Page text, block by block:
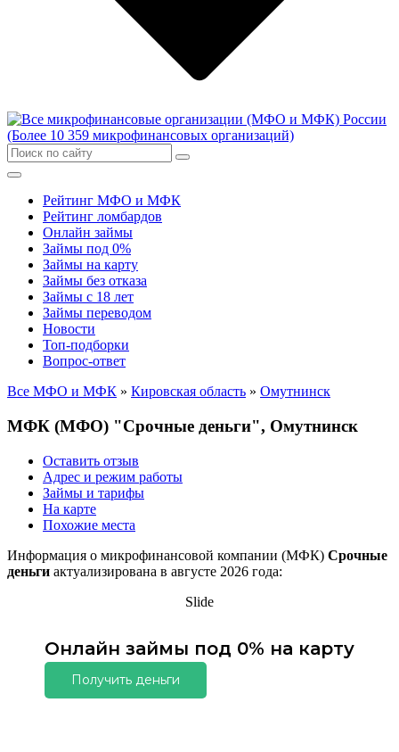
Рейтинг МФО и МФК
Рейтинг ломбардов
Онлайн займы
Займы под 0%
Займы на карту
Займы без отказа
Займы с 18 лет
Займы переводом
Новости
Топ-подборки
Вопрос-ответ
Все МФО и МФК » Кировская область » Омутнинск
МФК (МФО) "Срочные деньги", Омутнинск
Оставить отзыв
Адрес и режим работы
Займы и тарифы
На карте
Похожие места
Информация о микрофинансовой компании (МФК) Срочные
деньги актуализирована в августе 2026 года:
Slide
Онлайн займы под 0% на карту
Получить деньги